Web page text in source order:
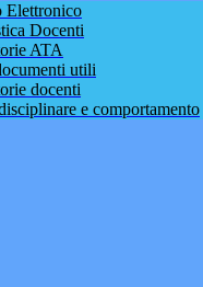
Elettronico
Docenti
ATA
utili
docenti
e comportamento